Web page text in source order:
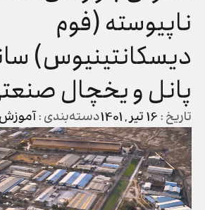
ناپیوسته (فوم
دیسکانتینیوس)
پانل و یخچال
تاریخ :16 تیر , 1401 دسته‌بندی :آموزش